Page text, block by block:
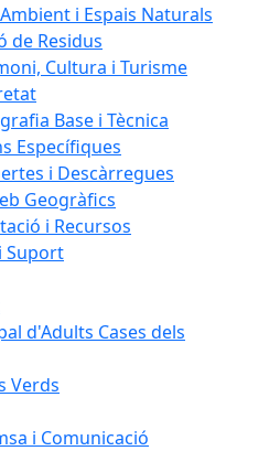
i Espais Naturals
de Residus
Cultura i Turisme
Base i Tècnica
Específiques
i Descàrregues
Geogràfics
i Recursos
Suport
d'Adults Cases dels
Verds
i Comunicació